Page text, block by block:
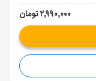
۲٬۹۹۰٬۰۰۰ تومان